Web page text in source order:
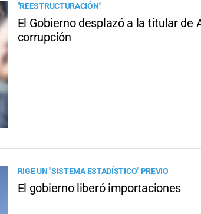
"REESTRUCTURACIÓN"
El Gobierno desplazó a la titular de
corrupción
RIGE UN "SISTEMA ESTADÍSTICO" PREVIO
El gobierno liberó importaciones